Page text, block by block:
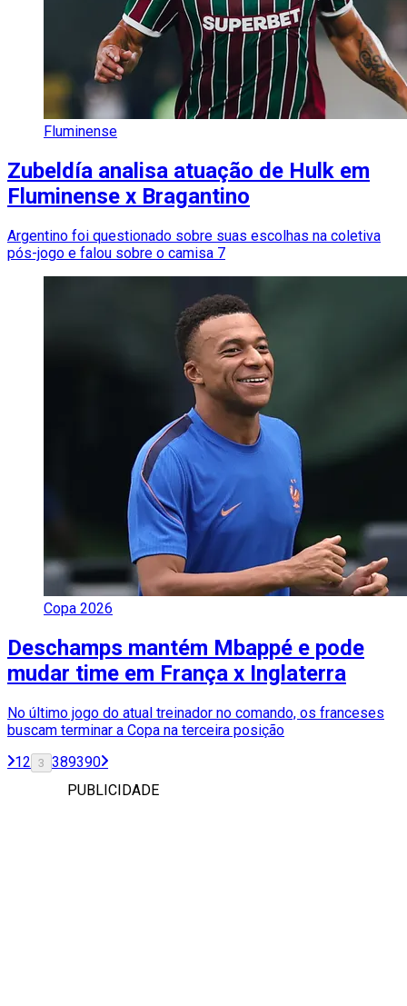
Fluminense
Zubeldía analisa atuação de Hulk em
Fluminense x Bragantino
Argentino foi questionado sobre suas escolhas na coletiva
pós-jogo e falou sobre o camisa 7
Copa 2026
Deschamps mantém Mbappé e pode
mudar time em França x Inglaterra
No último jogo do atual treinador no comando, os franceses
buscam terminar a Copa na terceira posição
12 3 389390
PUBLICIDADE